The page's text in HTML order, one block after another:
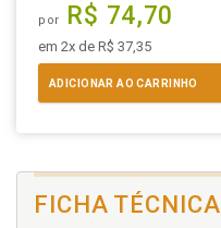
por R$ 74,70
em 2x de R$ 37,35
ADICIONAR AO CARRINHO
FICHA TÉCNICA